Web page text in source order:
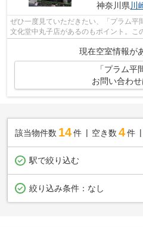
神奈川県 川
ぜひ一度見ていただきたい、「プラム平
文化堂中丸子店があるのもポイント。こ
現在空室情報が
「プラム平
お問い合わ
該当物件数 14件 空き数 4 件
駅で絞り込む
絞り込み条件： なし